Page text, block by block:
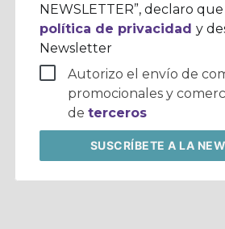
NEWSLETTER”, declaro
política de privacidady
Newsletter
Autorizo el envío de
promocionales y
deterceros
SUSCRÍBETEA LA